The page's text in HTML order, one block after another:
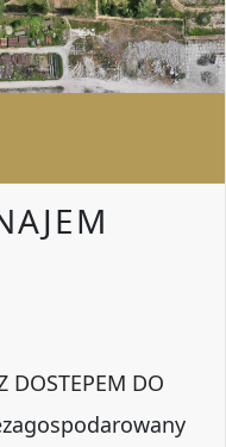
DOSTEPEM DO